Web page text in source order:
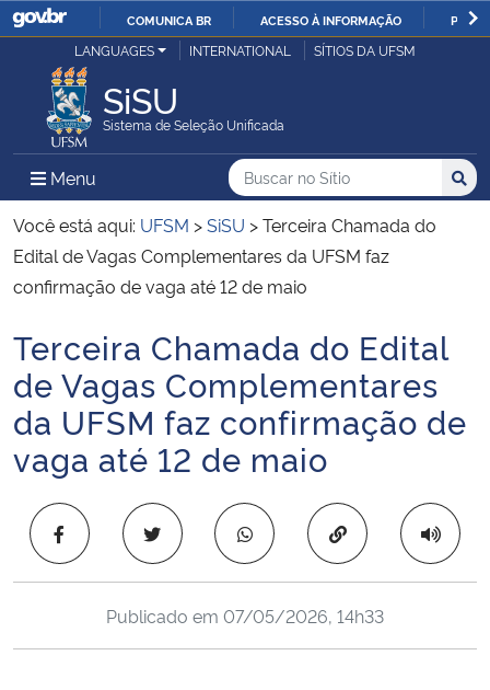
IR
COMUNICA BR ACESSO À INFORMAÇÃO
Ministério da Justiça e Segurança Pública
Ministério da Defesa
Ministério das Relações Exteriores
Ministério da Economia
Ministério da Infraestrutura
Ministério da Agricultura, Pecuária e Abastecimento
Ministério da Educação
Ministério da Cidadania
Ministério da Saúde
Ministério de Minas e Energia
LANGUAGES INTERNATIONAL SÍTIOS DA UFSM
SiSU
Sistema de Seleção Unificada
Menu Menu Principal do Sítio
Busca
Buscar no no Sítio
Busca:
Você está aqui: UFSM >SiSU >Terceira Chamada do
Edital de Vagas Complementares da UFSM faz
confirmação de vaga até 12 de maio
Início do conteúdo
Terceira Chamada do Edital
de Vagas Complementares
da UFSM faz confirmação de
vaga até 12 de maio
Copiar para área
Publicado em 07/05/2026, 14h33